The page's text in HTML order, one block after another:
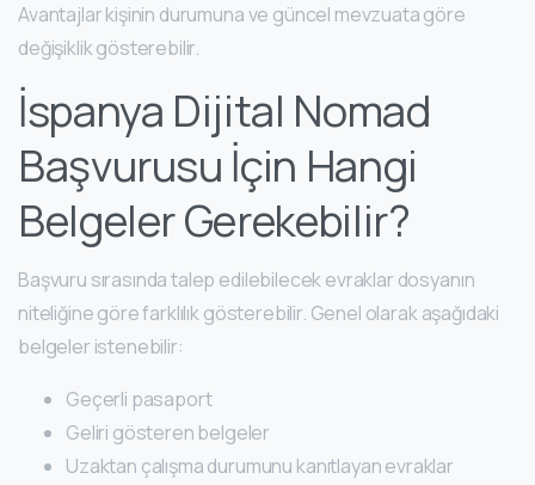
Avantajlar kişinin durumuna ve güncel mevzuata göre
değişiklik gösterebilir.
İspanya Dijital Nomad
Başvurusu İçin Hangi
Belgeler Gerekebilir?
Başvuru sırasında talep edilebilecek evraklar dosyanın
niteliğine göre farklılık gösterebilir. Genel olarak aşağıdaki
belgeler istenebilir:
Geçerli pasaport
Geliri gösteren belgeler
Uzaktan çalışma durumunu kanıtlayan evraklar